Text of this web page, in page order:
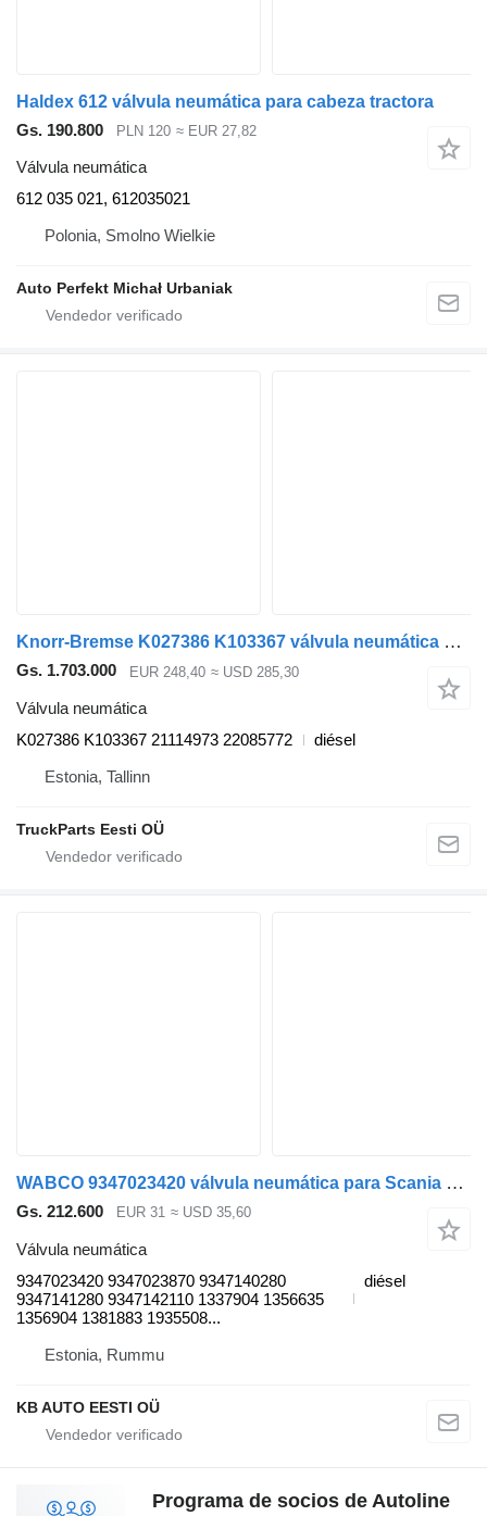
Haldex 612 válvula neumática para cabeza tractora
Gs. 190.800
PLN 120 ≈ EUR 27,82
Válvula neumática
612 035 021, 612035021
Polonia, Smolno Wielkie
Auto Perfekt Michał Urbaniak
Knorr-Bremse K027386 K103367 válvula neumática para Volvo FH, FM, FMX cabeza tractora
Gs. 1.703.000 EUR 248,40 ≈ USD 285,30
Válvula neumática
K027386 K103367 21114973 22085772
diésel
Estonia, Tallinn
TruckParts Eesti OÜ
WABCO 9347023420 válvula neumática para Scania 4-series (1995-2006) camión
Gs. 212.600 EUR 31 ≈ USD 35,60
Válvula neumática
9347023420 9347023870 9347140280
9347141280 9347142110 1337904 1356635
1356904 1381883 1935508...
diésel
Estonia, Rummu
KB AUTO EESTI OÜ
Programa de socios de Autoline